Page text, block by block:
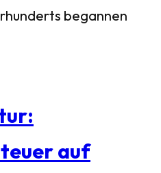
begannen
auf